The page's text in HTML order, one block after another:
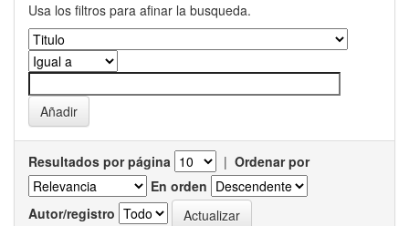
Usa los filtros para afinar la busqueda.
Resultados por página | Ordenar por
En orden
Autor/registro